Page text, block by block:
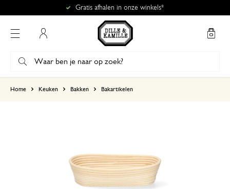
Gratis afhalen in onze winkels*
Home Keuken Bakken Bakartikelen